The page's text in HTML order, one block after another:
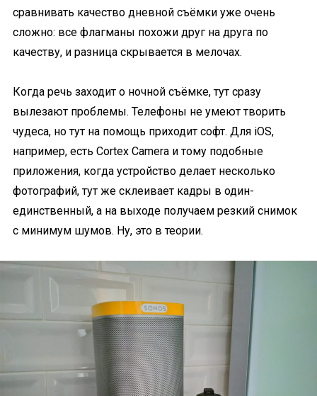
сравнивать качество дневной съёмки уже очень
сложно: все флагманы похожи друг на друга по
качеству, и разница скрывается в мелочах.
Когда речь заходит о ночной съёмке, тут сразу
вылезают проблемы. Телефоны не умеют творить
чудеса, но тут на помощь приходит софт. Для iOS,
например, есть Cortex Camera и тому подобные
приложения, когда устройство делает несколько
фотографий, тут же склеивает кадры в один-
единственный, а на выходе получаем резкий снимок
с минимум шумов. Ну, это в теории.